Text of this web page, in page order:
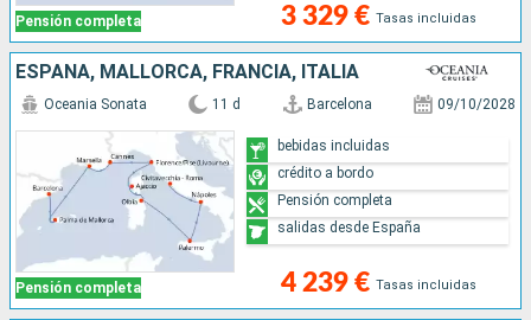
Pensión completa 3 329 € Tasas incluidas
ESPAÑA, MALLORCA, FRANCIA, ITALIA
Pensión completa
Oceania Sonata 11 d Barcelona 09/10/2028
4 239 € Tasas incluidas
bebidas incluidas
crédito a bordo
Pensión completa
salidas desde España